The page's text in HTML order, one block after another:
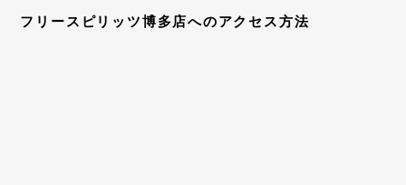
フリースピリッツ博多店へのアクセス方法